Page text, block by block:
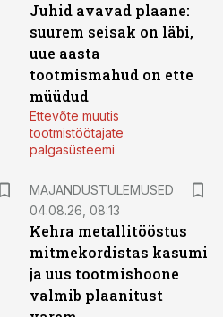
Juhid avavad plaane:
suurem seisak on läbi,
uue aasta
tootmismahud on ette
müüdud
Ettevõte muutis
tootmistöötajate
palgasüsteemi
MAJANDUSTULEMUSED
04.08.26, 08:13
Kehra metallitööstus
mitmekordistas kasumi
ja uus tootmishoone
valmib plaanitust